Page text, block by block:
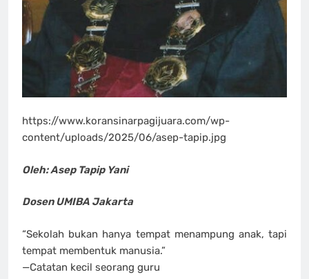
https://www.koransinarpagijuara.com/wp-
content/uploads/2025/06/asep-tapip.jpg
Oleh: Asep Tapip Yani
Dosen UMIBA Jakarta
“Sekolah bukan hanya tempat menampung anak, tapi
tempat membentuk manusia.”
—Catatan kecil seorang guru